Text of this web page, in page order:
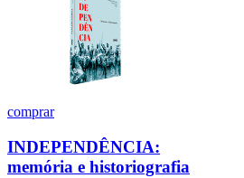
comprar
INDEPENDÊNCIA:
memória e historiografia